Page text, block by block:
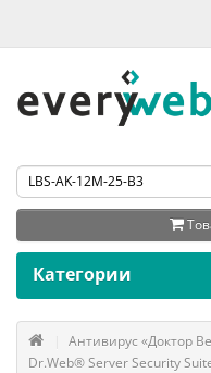
Категории
Антивирус «Доктор
Dr.Web® Server Security